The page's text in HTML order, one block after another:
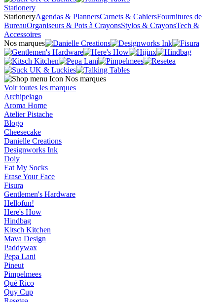
Stationery
StationeryAgendas & PlannersCarnets & CahiersFournitures de
BureauOrganiseurs & Pots à CrayonsStylos & CrayonsTech &
Accessoires
Nos marques
Nos marques
Voir toutes les marques
Archipelago
Aroma Home
Atelier Pistache
Blogo
Cheesecake
Danielle Creations
Designworks Ink
Doiy
Eat My Socks
Erase Your Face
Fisura
Gentlemen's Hardware
Hellofun!
Here's How
Hindbag
Kitsch Kitchen
Mava Design
Paddywax
Pepa Lani
Pineut
Pimpelmees
Qué Rico
Quy Cup